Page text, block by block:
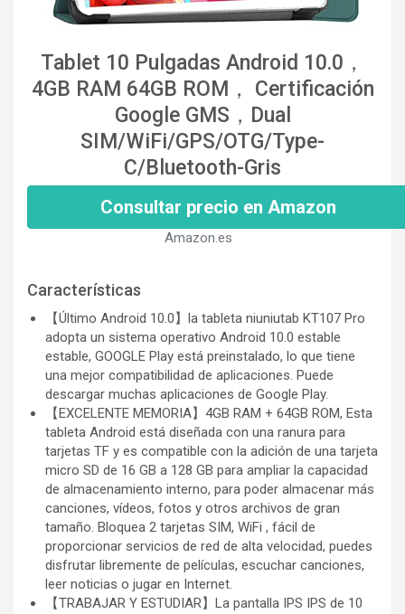
Tablet 10 Pulgadas Android 10.0，
4GB RAM 64GB ROM， Certificación
Google GMS，Dual
SIM/WiFi/GPS/OTG/Type-
C/Bluetooth-Gris
Consultar precio en Amazon
Amazon.es
Características
【Último Android 10.0】la tableta niuniutab KT107 Pro
adopta un sistema operativo Android 10.0 estable
estable, GOOGLE Play está preinstalado, lo que tiene
una mejor compatibilidad de aplicaciones. Puede
descargar muchas aplicaciones de Google Play.
【EXCELENTE MEMORIA】4GB RAM + 64GB ROM, Esta
tableta Android está diseñada con una ranura para
tarjetas TF y es compatible con la adición de una tarjeta
micro SD de 16 GB a 128 GB para ampliar la capacidad
de almacenamiento interno, para poder almacenar más
canciones, vídeos, fotos y otros archivos de gran
tamaño. Bloquea 2 tarjetas SIM, WiFi , fácil de
proporcionar servicios de red de alta velocidad, puedes
disfrutar libremente de películas, escuchar canciones,
leer noticias o jugar en Internet.
【TRABAJAR Y ESTUDIAR】La pantalla IPS IPS de 10